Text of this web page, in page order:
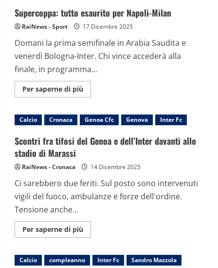
Supercoppa: tutto esaurito per Napoli-Milan
RaiNews - Sport 17 Dicembre 2025
Domani la prima semifinale in Arabia Saudita e
venerdì Bologna-Inter. Chi vince accederà alla
finale, in programma...
Per saperne di più
informazioni
tutto
esaurito
Napoli-
Milan
Calcio Cronaca Genoa Cfc Genova Inter Fc
Scontri fra tifosi del Genoa e dell’Inter davanti allo
stadio di Marassi
RaiNews - Cronaca 14 Dicembre 2025
Ci sarebbero due feriti. Sul posto sono intervenuti
vigili del fuoco, ambulanze e forze dell'ordine.
Tensione anche...
Per saperne di più
informazioni
fra
tifosi
Calcio compleanno Inter Fc Sandro Mazzola